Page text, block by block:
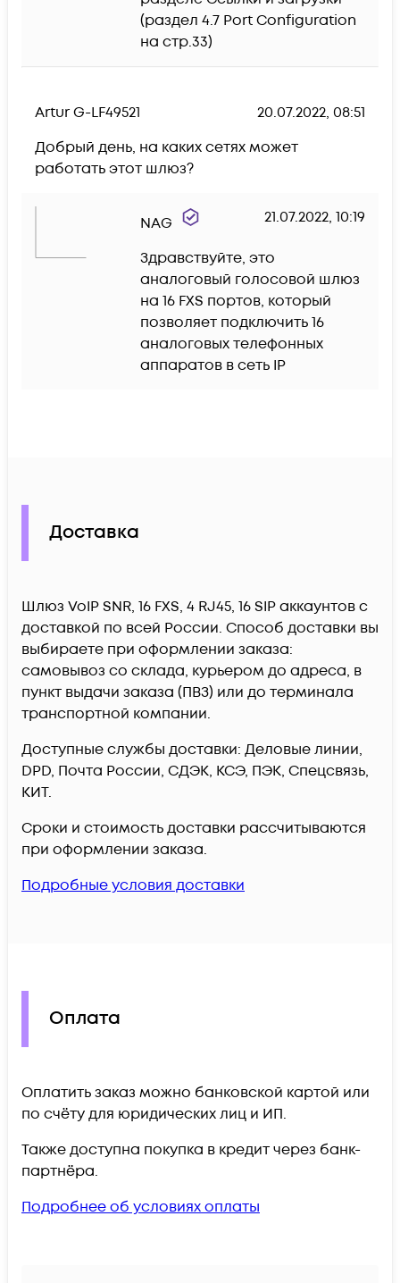
(раздел 4.7 Port Configuration
на стр.33)
Artur G-LF49521
20.07.2022, 08:51
Добрый день, на каких сетях может
работать этот шлюз?
NAG 21.07.2022, 10:19
Здравствуйте, это
аналоговый голосовой шлюз
на 16 FXS портов, который
позволяет подключить 16
аналоговых телефонных
аппаратов в сеть IP
Доставка
Шлюз VoIP SNR, 16 FXS, 4 RJ45, 16 SIP аккаунтов c
доставкой по всей России. Способ доставки вы
выбираете при оформлении заказа:
самовывоз со склада, курьером до адреса, в
пункт выдачи заказа (ПВЗ) или до терминала
транспортной компании.
Доступные службы доставки: Деловые линии,
DPD, Почта России, СДЭК, КСЭ, ПЭК, Спецсвязь,
КИТ.
Сроки и стоимость доставки рассчитываются
при оформлении заказа.
Подробные условия доставки
Оплата
Оплатить заказ можно банковской картой или
по счёту для юридических лиц и ИП.
Также доступна покупка в кредит через банк-
партнёра.
Подробнее об условиях оплаты